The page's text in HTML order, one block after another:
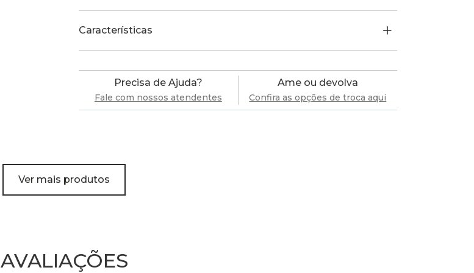
Características
Precisa de Ajuda?
Fale com nossos atendentes
Ame ou devolva
Confira as opções de troca aqui
Ver mais produtos
AVALIAÇÕES